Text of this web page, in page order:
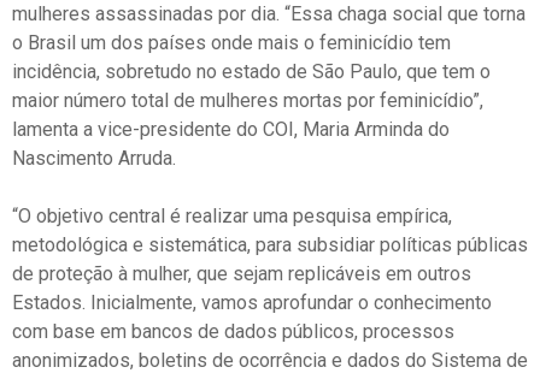
mulheres assassinadas por dia. “Essa chaga social que torna
o Brasil um dos países onde mais o feminicídio tem
incidência, sobretudo no estado de São Paulo, que tem o
maior número total de mulheres mortas por feminicídio”,
lamenta a vice-presidente do COI, Maria Arminda do
Nascimento Arruda
“O objetivo central é realizar uma pesquisa empírica,
metodológica e sistemática, para subsidiar políticas públicas
de proteção à mulher, que sejam replicáveis em outros
Estados. Inicialmente, vamos aprofundar o conhecimento
com base em bancos de dados públicos, processos
anonimizados, boletins de ocorrência e dados do Sistema de